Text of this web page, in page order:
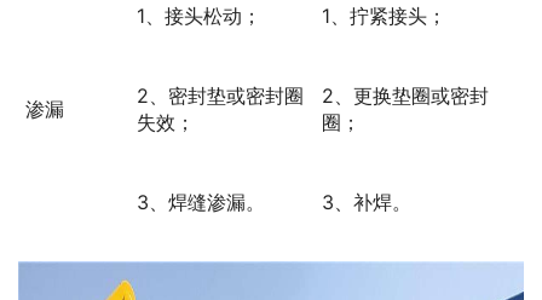
渗漏
1、接头松动； 1、拧紧接头；
2、密封垫或密封圈
失效；
2、更换垫圈或密封
圈；
3、焊缝渗漏。 3、补焊。